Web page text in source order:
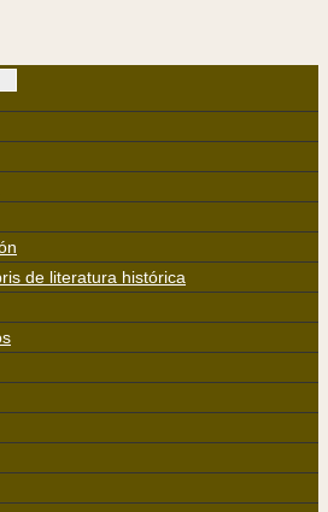
de literatura histórica